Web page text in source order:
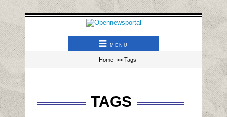
MENU
Home >> Tags
TAGS